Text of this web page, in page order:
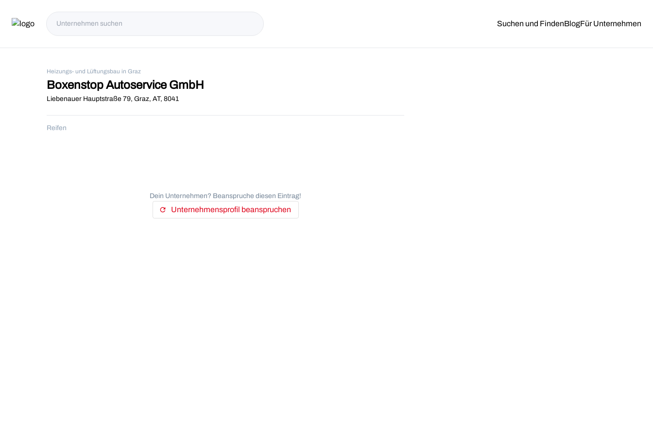
Suchen und FindenBlogFür Unternehmen
Heizungs- und Lüftungsbau in Graz
Boxenstop Autoservice GmbH
Liebenauer Hauptstraße 79, Graz, AT, 8041
Reifen
Dein Unternehmen? Beanspruche diesen Eintrag!
refresh Unternehmensprofil beanspruchen